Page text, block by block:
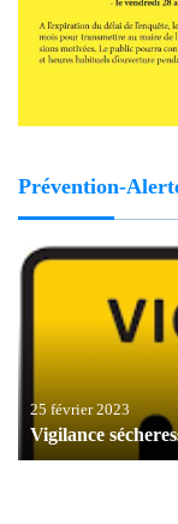
Prévention-
22